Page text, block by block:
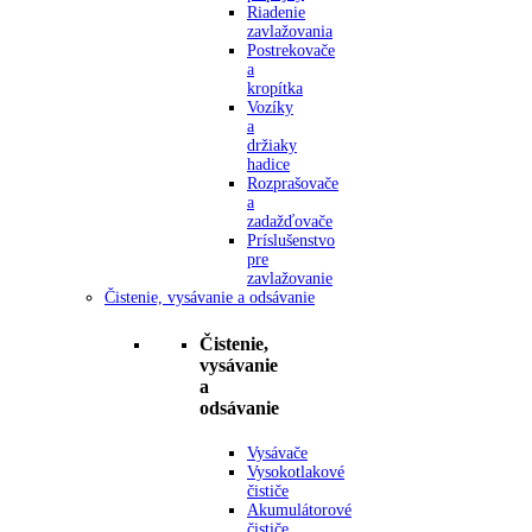
Riadenie
zavlažovania
Postrekovače
a
kropítka
Vozíky
a
držiaky
hadice
Rozprašovače
a
zadažďovače
Príslušenstvo
pre
zavlažovanie
Čistenie, vysávanie a odsávanie
Čistenie,
vysávanie
a
odsávanie
Vysávače
Vysokotlakové
čističe
Akumulátorové